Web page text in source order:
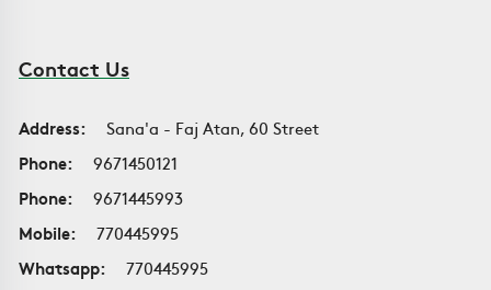
Contact Us
Address:
Sana'a - Faj Atan, 60 Street
Phone:
9671450121
Phone:
9671445993
Mobile:
770445995
Whatsapp:
770445995